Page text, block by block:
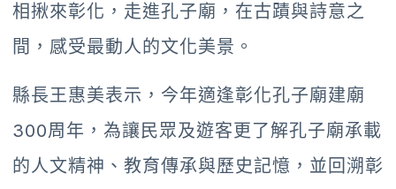
相揪來彰化，走進孔子廟，在古蹟與詩意之
間，感受最動人的文化美景。
縣長王惠美表示，今年適逢彰化孔子廟建廟
300周年，為讓民眾及遊客更了解孔子廟承載
的人文精神、教育傳承與歷史記憶，並回溯彰